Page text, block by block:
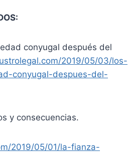
conyugal después del
2019/05/03/los-
conyugal-despues-del-
y consecuencias.
2019/05/01/la-fianza-